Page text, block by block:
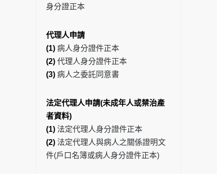
身分證正本
代理人申請
(1) 病人身分證件正本
(2) 代理人身分證件正本
(3) 病人之委託同意書
法定代理人申請(未成年人或禁治產
者資料)
(1) 法定代理人身分證件正本
(2) 法定代理人與病人之關係證明文
件(戶口名簿或病人身分證件正本)